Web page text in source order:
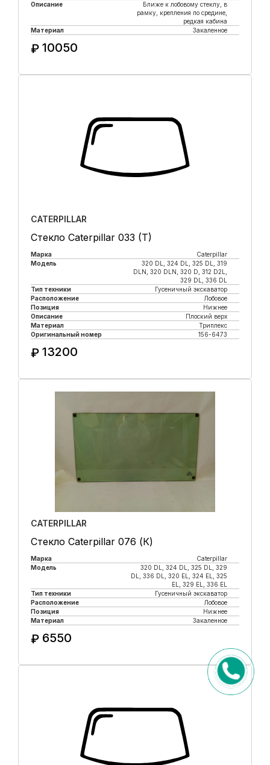
Описание
Ближе к лобовому стеклу, в
рамку, крепления по средине,
редкая кабина
Материал
Закаленное
₽ 10050
CATERPILLAR
Стекло Caterpillar 033 (T)
Марка
Caterpillar
Модель
320 DL, 324 DL, 325 DL, 319
DLN, 320 DLN, 320 D, 312 D2L,
329 DL, 336 DL
Тип техники
Гусеничный экскаватор
Расположение
Лобовое
Позиция
Нижнее
Описание
Плоский верх
Материал
Триплекс
Оригинальный номер
156-6473
₽ 13200
CATERPILLAR
Стекло Caterpillar 076 (К)
Марка
Caterpillar
Модель
320 DL, 324 DL, 325 DL, 329
DL, 336 DL, 320 EL, 324 EL, 325
EL, 329 EL, 336 EL
Тип техники
Гусеничный экскаватор
Расположение
Лобовое
Позиция
Нижнее
Материал
Закаленное
₽ 6550